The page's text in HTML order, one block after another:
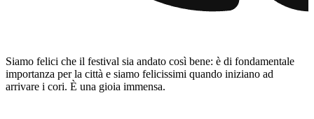
Siamo felici che il festival sia andato così bene: è di fondamentale
importanza per la città e siamo felicissimi quando iniziano ad
arrivare i cori. È una gioia immensa.